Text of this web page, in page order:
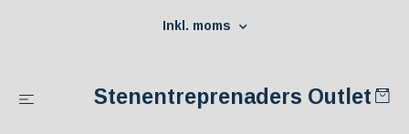
Inkl. moms
Stenentreprenaders Outlet